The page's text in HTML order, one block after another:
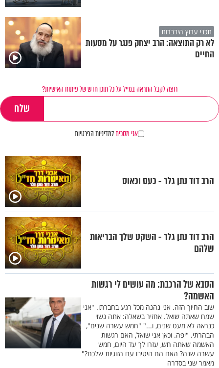
תכני ערוץ הידברות
לא רק התוצאה: הרב יצחק פנגר על מסעות
החיים
רוצה לקבל התראה במייל על כל תוכן חדש של פיתוח האישיות?
אני מסכיםלמדיניות הפרטיות
הרב דוד נתן גלר - כעס וכאוס
הרב דוד נתן גלר - השקט שלך הבריאות
שלהם
הסבא של הרכבת: מה עושים לי רגשות
האשמה?
שוב החיוך הזה. אני נהנה מכל רגע בחברתו. "אני
שמח שאתה שואל. אחזיר בשאלה: אתה נשוי
כנראה לא מעט שנים, ו..." "חמש עשרה שנים",
הבהרתי. "יפה. וכאן אני שואל, האם רגשות
האשמה שאתה חש, עזרו לך עד היום, חמש
עשרה שנה? האם הם היטיבו עם הזוגיות שלכם?"
מאמר שני בסדרה